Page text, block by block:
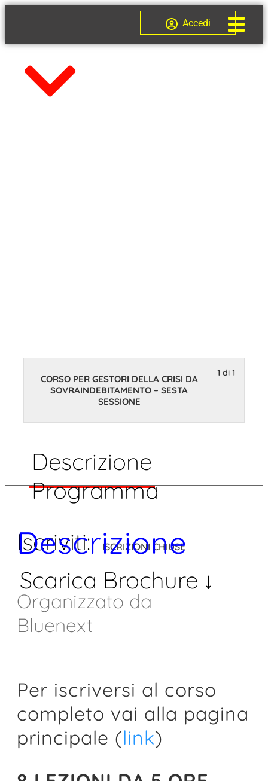
Accedi
CRISI
DA
– SESTA
14:00
1 di 1
CORSO PER GESTORI DELLA CRISI DA
SOVRAINDEBITAMENTO – SESTA
SESSIONE
Descrizione
Programma
Iscriviti:
ISCRIZIONI CHIUSE
Scarica Brochure
Descrizione
Organizzato da
Bluenext
Per iscriversi al corso
completo vai alla pagina
principale (link)